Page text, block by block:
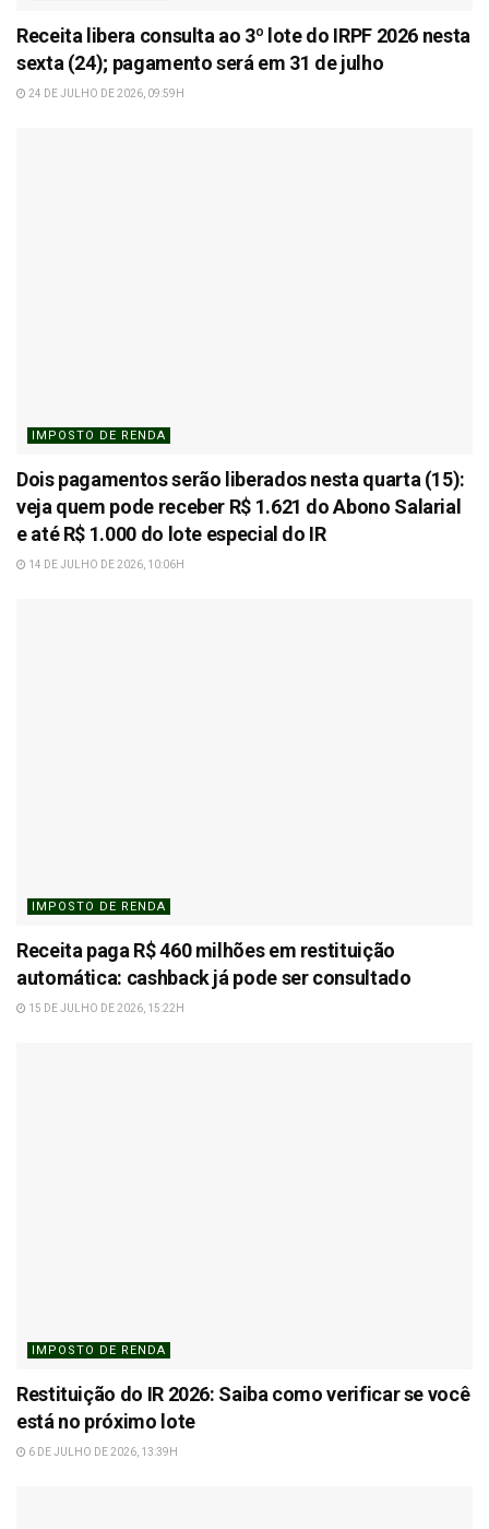
Receita libera consulta ao 3º lote do IRPF 2026 nesta
sexta (24); pagamento será em 31 de julho
24 DE JULHO DE 2026, 09:59H
IMPOSTO DE RENDA
Dois pagamentos serão liberados nesta quarta (15):
veja quem pode receber R$ 1.621 do Abono Salarial
e até R$ 1.000 do lote especial do IR
14 DE JULHO DE 2026, 10:06H
IMPOSTO DE RENDA
Receita paga R$ 460 milhões em restituição
automática: cashback já pode ser consultado
15 DE JULHO DE 2026, 15:22H
IMPOSTO DE RENDA
Restituição do IR 2026: Saiba como verificar se você
está no próximo lote
6 DE JULHO DE 2026, 13:39H